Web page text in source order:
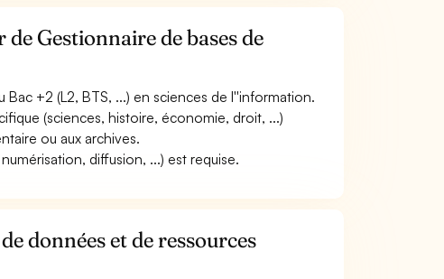
Gestionnaire de bases de
+2 (L2, BTS, ...) en sciences de l''information.
(sciences, histoire, économie, droit, ...)
ou aux archives.
diffusion, ...) est requise.
données et de ressources